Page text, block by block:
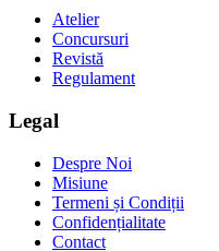
Atelier
Concursuri
Revistă
Regulament
Legal
Despre Noi
Misiune
Termeni și Condiții
Confidențialitate
Contact